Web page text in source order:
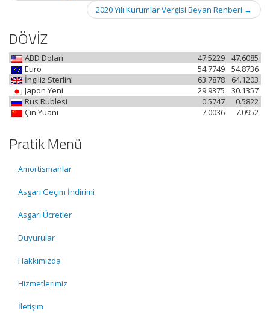
2020 Yılı Kurumlar Vergisi Beyan Rehberi →
DÖVİZ
ABD Doları 47.6085
47.5229
Euro
54.8736
54.7749
İngiliz Sterlini
64.1203
63.7878
Japon Yeni
30.1357
29.9375
Rus Rublesi
0.5822
0.5747
Çin Yuanı
7.0952
7.0036
Pratik Menü
Amortismanlar
Asgari Geçim İndirimi
Asgari Ücretler
Duyurular
Hakkımızda
Hizmetlerimiz
İletişim